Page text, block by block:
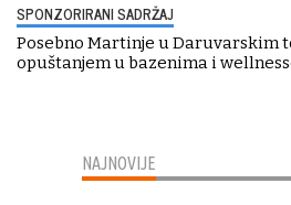
SPONZORIRANI SADRŽAJ
Posebno Martinje u Daruvarskim
opuštanjem u bazenima i
NAJNOVIJE